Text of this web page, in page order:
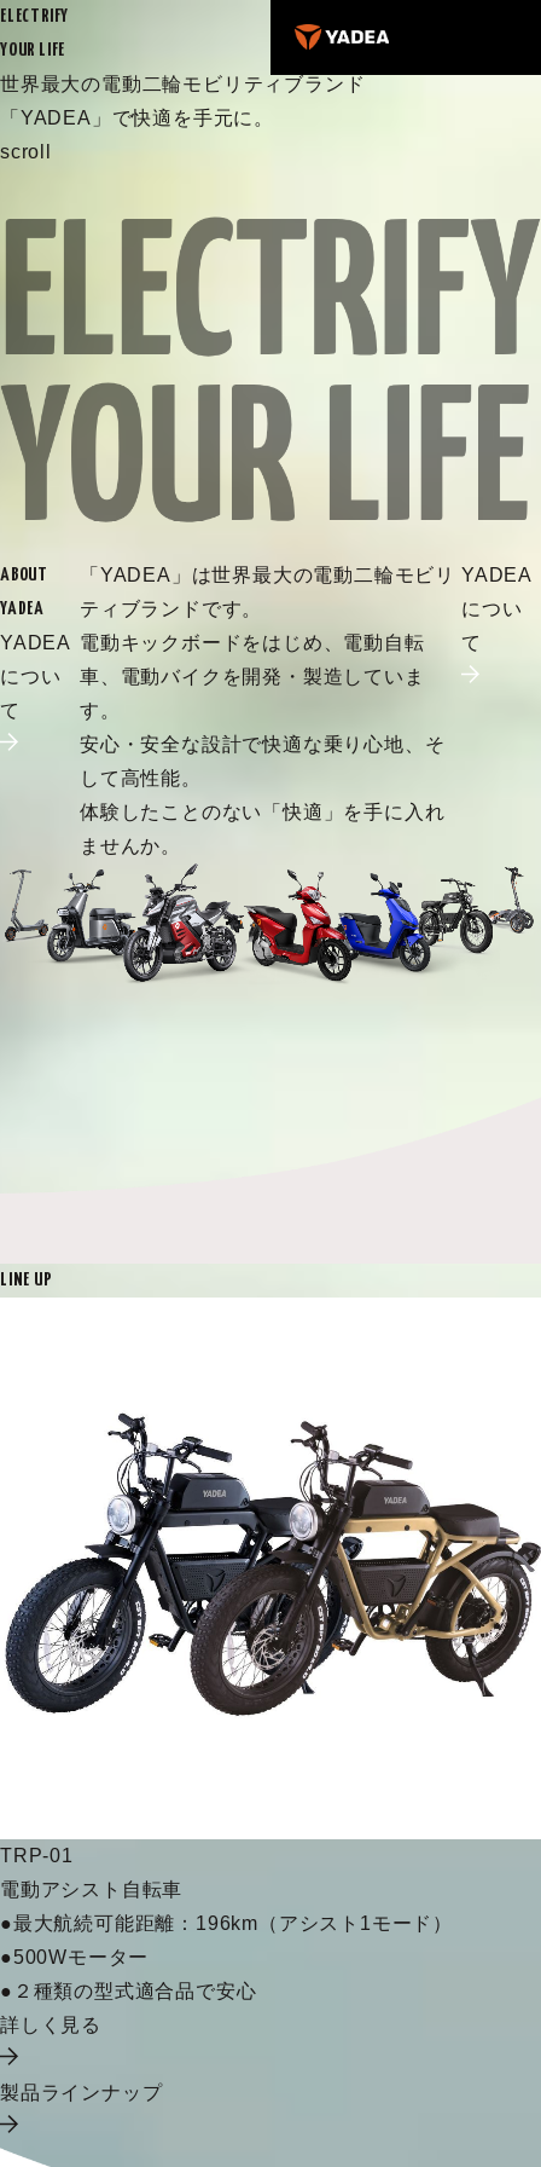
ELECTRIFY
YOUR LIFE
世界最大の電動二輪モビリティブランド
「YADEA」で快適を手元に。
scroll
ABOUT
YADEA
YADEA
につい
て
「YADEA」は世界最大の電動二輪モビリ
ティブランドです。
電動キックボードをはじめ、電動自転
車、電動バイクを開発・製造していま
す。
安心・安全な設計で快適な乗り心地、そ
して高性能。
体験したことのない「快適」を手に入れ
ませんか。
YADEA
につい
て
LINE UP
TRP-01
電動アシスト自転車
●最大航続可能距離：196km（アシスト1モード）
●500Wモーター
●２種類の型式適合品で安心
詳しく見る
製品ラインナップ